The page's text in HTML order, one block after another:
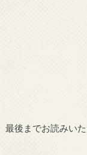
最後までお読みい